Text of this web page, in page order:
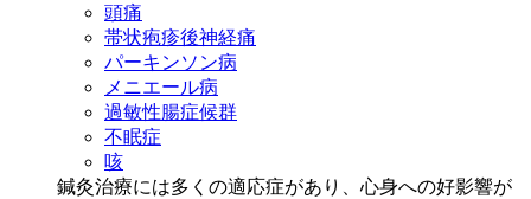
頭痛
帯状疱疹後神経痛
パーキンソン病
メニエール病
過敏性腸症候群
不眠症
咳
鍼灸治療には多くの適応症があり、心身への好影響が